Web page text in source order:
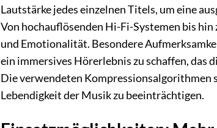
Lautstärke jedes einzelnen Titels, um eine
Von hochauflösenden Hi-Fi-Systemen bis
und Emotionalität. Besondere
ein immersives Hörerlebnis zu schaffen, das
Die verwendeten Kompressionsalgorithmen
Lebendigkeit der Musik zu beeinträchtigen.